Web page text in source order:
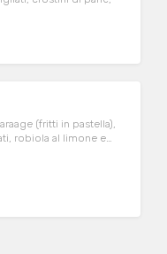
(fritti in pastella),
robiola al limone e
casa.